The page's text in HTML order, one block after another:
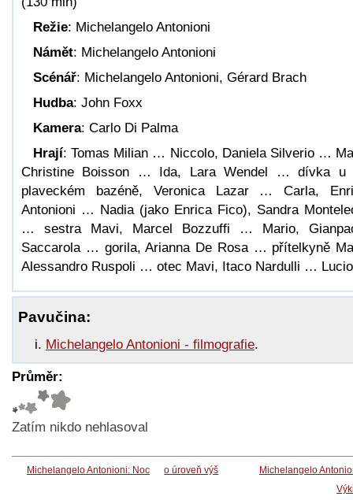
Režie: Michelangelo Antonioni
Námět: Michelangelo Antonioni
Scénář: Michelangelo Antonioni, Gérard Brach
Hudba: John Foxx
Kamera: Carlo Di Palma
Hrají: Tomas Milian … Niccolo, Daniela Silverio …
Christine Boisson … Ida, Lara Wendel … dívka u
plaveckém bazéně, Veronica Lazar … Carla,
Antonioni … Nadia (jako Enrica Fico), Sandra
… sestra Mavi, Marcel Bozzuffi … Mario,
Saccarola … gorila, Arianna De Rosa … přítelkyně
Alessandro Ruspoli … otec Mavi, Itaco Nardulli … Lucio
Pavučina:
Michelangelo Antonioni - filmografie.
Průměr:
Zatím nikdo nehlasoval
Michelangelo Antonioni: Noc o úroveň výš
Michelangelo